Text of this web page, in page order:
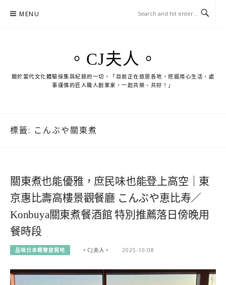
MENU
。CJ夫人。
關於當代文化體驗採集與紀錄的一切。「目前正在旅居各地，挖掘用心生活、處
事謹慎的匠人職人創業家，一起共榮、共好！」
標籤: こんぶや關東煮
關東煮也能優雅，庶民味也能登上高空｜東
京惠比壽高樓景觀餐廳 こんぶや恵比寿／
Konbuya關東煮餐酒館 特別推薦落日傍晚用
餐時段
品味日本輕奢度假地 。CJ夫人。 2025-10-08